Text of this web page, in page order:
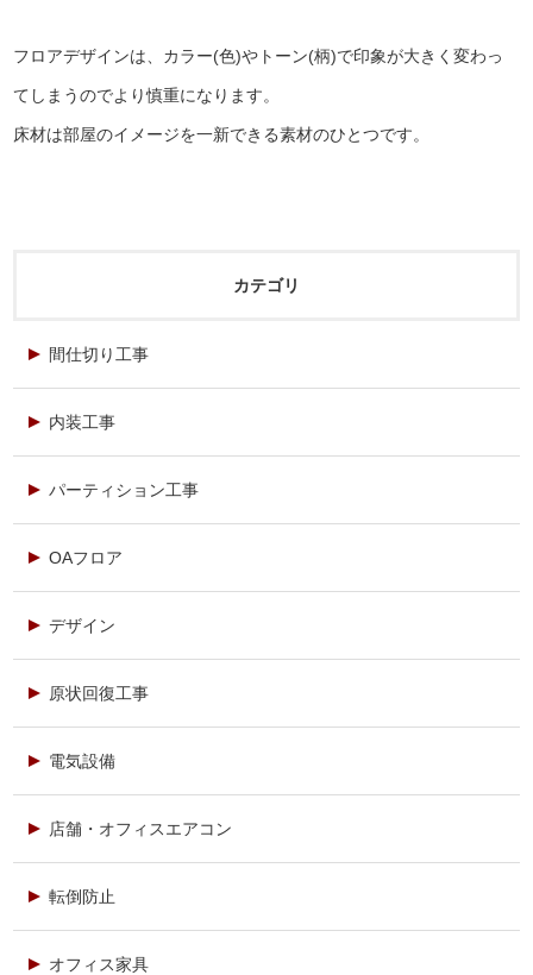
フロアデザインは、カラー(色)やトーン(柄)で印象が大きく変わっ
てしまうのでより慎重になります。
床材は部屋のイメージを一新できる素材のひとつです。
カテゴリ
間仕切り工事
内装工事
パーティション工事
OAフロア
デザイン
原状回復工事
電気設備
店舗・オフィスエアコン
転倒防止
オフィス家具